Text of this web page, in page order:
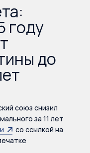
году
до
союз снизил
за 11 лет
со ссылкой на